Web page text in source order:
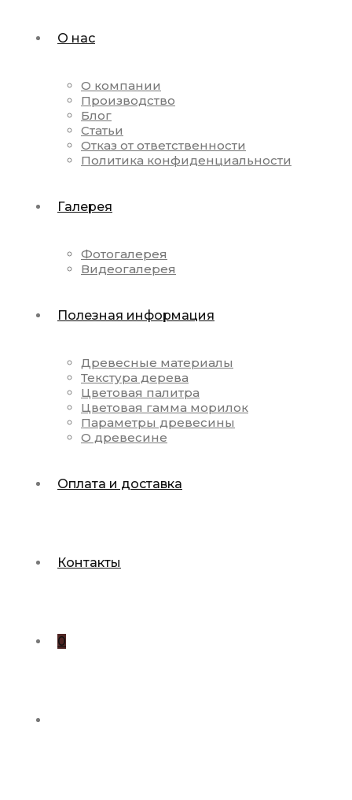
О нас
О компании
Производство
Блог
Статьи
Отказ от ответственности
Политика конфиденциальности
Галерея
Фотогалерея
Видеогалерея
Полезная информация
Древесные материалы
Текстура дерева
Цветовая палитра
Цветовая гамма морилок
Параметры древесины
О древесине
Оплата и доставка
Контакты
0